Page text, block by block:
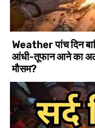
Weather पांच दिन
आंधी-तूफान आने का
मौसम?